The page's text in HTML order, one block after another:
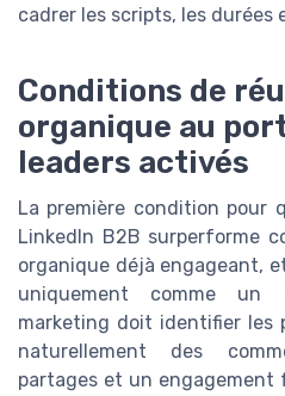
cadrer les scripts, les durées
Conditions de
organique au
leaders activés
La première condition pour
LinkedIn B2B surperforme
organique déjà engageant,
uniquement comme un
marketing doit identifier les
naturellement des
partages et un engagement